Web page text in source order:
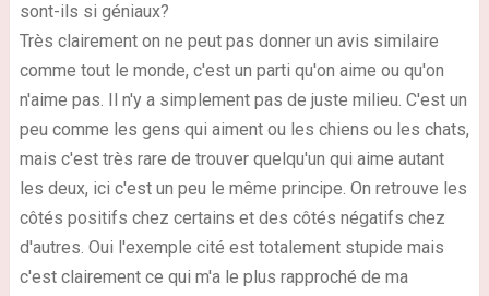
sont-ils si géniaux?
Très clairement on ne peut pas donner un avis similaire
comme tout le monde, c'est un parti qu'on aime ou qu'on
n'aime pas. Il n'y a simplement pas de juste milieu. C'est un
peu comme les gens qui aiment ou les chiens ou les chats,
mais c'est très rare de trouver quelqu'un qui aime autant
les deux, ici c'est un peu le même principe. On retrouve les
côtés positifs chez certains et des côtés négatifs chez
d'autres. Oui l'exemple cité est totalement stupide mais
c'est clairement ce qui m'a le plus rapproché de ma